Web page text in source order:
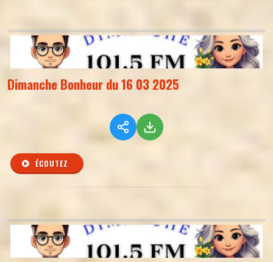
Dimanche Bonheur du 16 03 2025
ÉCOUTEZ